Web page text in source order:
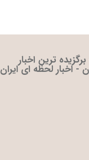
ترین اخبار
- اخبار لحظه ای ایران